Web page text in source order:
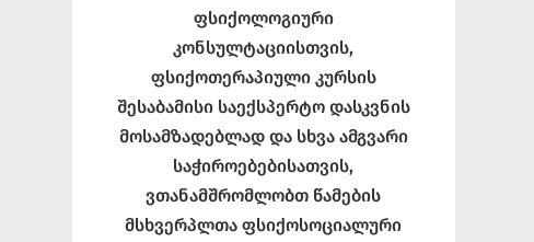
ფსიქოლოგიური
კონსულტაციისთვის,
ფსიქოთერაპიული კურსის
შესაბამისი საექსპერტო დასკვნის
მოსამზადებლად და სხვა ამგვარი
საჭიროებებისათვის,
ვთანამშრომლობთ წამების
მსხვერპლთა ფსიქოსოციალური